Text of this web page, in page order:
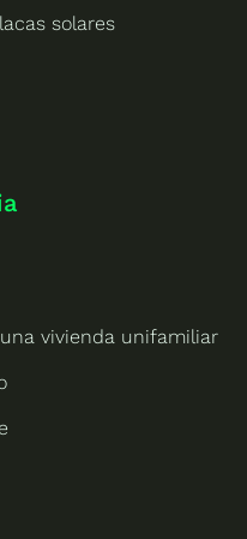
solares
vivienda unifamiliar